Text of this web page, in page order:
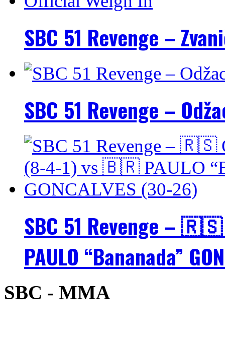
SBC 51 Revenge –
SBC 51 Revenge –
SBC 51 Revenge –
PAULO “Bananada”
SBC - MMA